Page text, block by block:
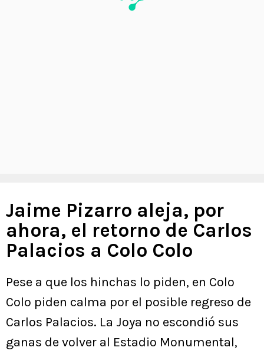
Jaime Pizarro aleja, por
ahora, el retorno de Carlos
Palacios a Colo Colo
Pese a que los hinchas lo piden, en Colo
Colo piden calma por el posible regreso de
Carlos Palacios. La Joya no escondió sus
ganas de volver al Estadio Monumental,